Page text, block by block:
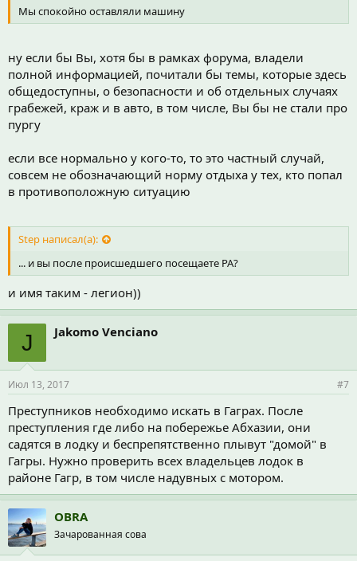
Мы спокойно оставляли машину
ну если бы Вы, хотя бы в рамках форума, владели
полной информацией, почитали бы темы, которые здесь
общедоступны, о безопасности и об отдельных случаях
грабежей, краж и в авто, в том числе, Вы бы не стали про
пургу
если все нормально у кого-то, то это частный случай,
совсем не обозначающий норму отдыха у тех, кто попал
в противоположную ситуацию
Step написал(а):
... и вы после происшедшего посещаете РА?
и имя таким - легион))
J Jakomo Venciano
Июл 13, 2017 #7
Преступников необходимо искать в Гаграх. После
преступления где либо на побережье Абхазии, они
садятся в лодку и беспрепятственно плывут "домой" в
Гагры. Нужно проверить всех владельцев лодок в
районе Гагр, в том числе надувных с мотором.
OBRA
Зачарованная сова